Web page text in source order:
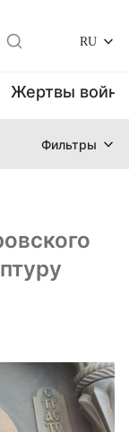
RU
Жертвы
Фильтры